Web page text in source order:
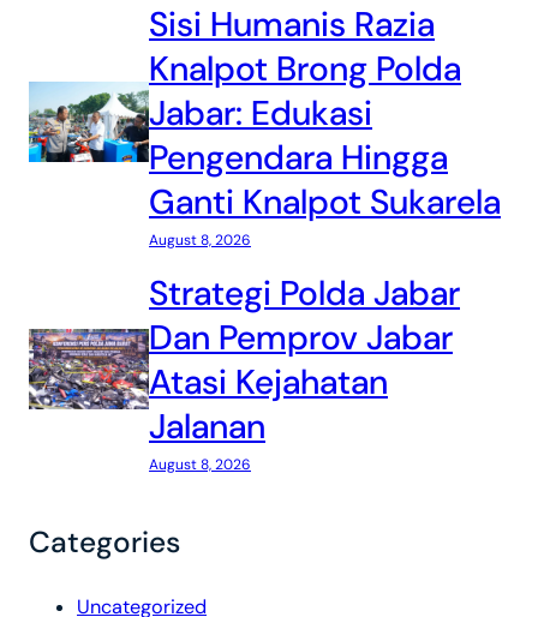
Sisi Humanis Razia
Knalpot Brong Polda
Jabar: Edukasi
Pengendara Hingga
Ganti Knalpot Sukarela
August 8, 2026
Strategi Polda Jabar
Dan Pemprov Jabar
Atasi Kejahatan
Jalanan
August 8, 2026
Categories
Uncategorized